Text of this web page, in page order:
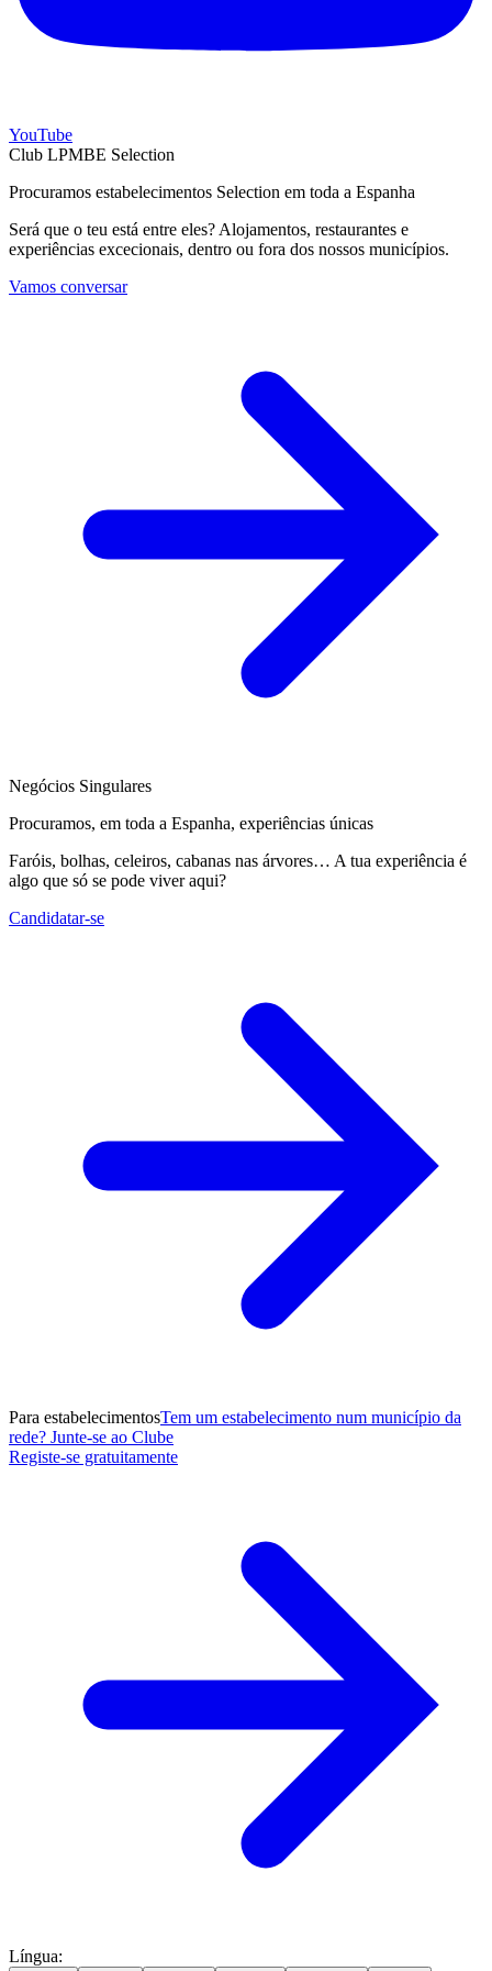
YouTube
Club LPMBE Selection
Procuramos estabelecimentos Selection em toda a Espanha
Será que o teu está entre eles? Alojamentos, restaurantes e
experiências excecionais, dentro ou fora dos nossos municípios.
Vamos conversar
Negócios Singulares
Procuramos, em toda a Espanha, experiências únicas
Faróis, bolhas, celeiros, cabanas nas árvores… A tua experiência é
algo que só se pode viver aqui?
Candidatar-se
Para estabelecimentosTem um estabelecimento num município da
rede? Junte-se ao Clube
Registe-se gratuitamente
Língua: